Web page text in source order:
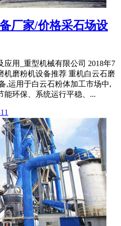
厂家/价格采石场设
应用_重型机械有限公司 2018年7
机磨粉机设备推荐 重机白云石磨
,运用于白云石粉体加工市场中,
能环保、系统运行平稳、...